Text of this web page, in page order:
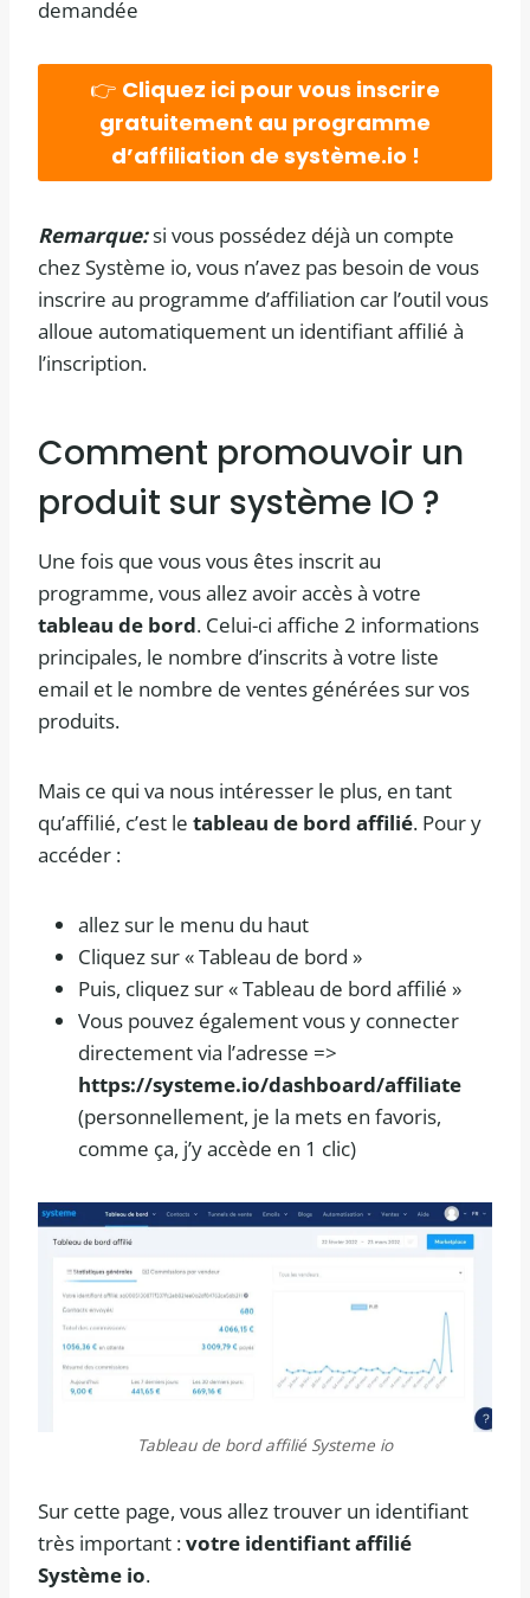
demandée
👉 Cliquez ici pour vous inscrire
gratuitement au programme
d’affiliation de système.io !
Remarque:si vous possédez déjà un compte
chez Système io, vous n’avez pas besoin de vous
inscrire au programme d’affiliation car l’outil vous
alloue automatiquement un identifiant affilié à
l’inscription.
Comment promouvoir un
produit sur système IO ?
Une fois que vous vous êtes inscrit au
programme, vous allez avoir accès à votre
tableau de bord. Celui-ci affiche 2 informations
principales, le nombre d’inscrits à votre liste
email et le nombre de ventes générées sur vos
produits.
Mais ce qui va nous intéresser le plus, en tant
qu’affilié, c’est le tableau de bord affilié. Pour y
accéder :
allez sur le menu du haut
Cliquez sur « Tableau de bord »
Puis, cliquez sur « Tableau de bord affilié »
Vous pouvez également vous y connecter
directement via l’adresse =>
https://systeme.io/dashboard/affiliate
(personnellement, je la mets en favoris,
comme ça, j’y accède en 1 clic)
Tableau de bord affilié Systeme io
Sur cette page, vous allez trouver un identifiant
très important :votre identifiant affilié
Système io.